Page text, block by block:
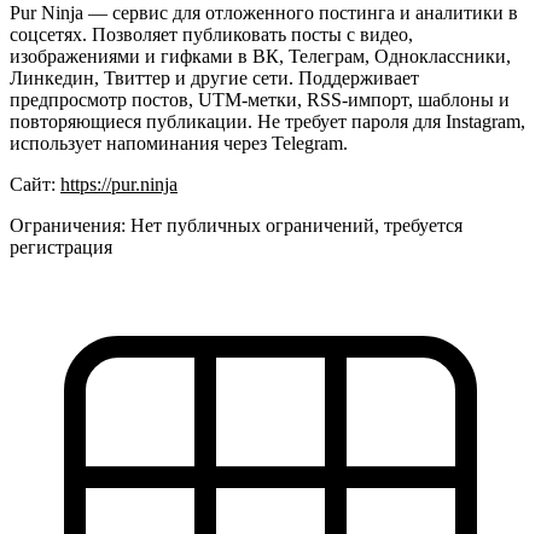
Pur Ninja — сервис для отложенного постинга и аналитики в
соцсетях. Позволяет публиковать посты с видео,
изображениями и гифками в ВК, Телеграм, Одноклассники,
Линкедин, Твиттер и другие сети. Поддерживает
предпросмотр постов, UTM-метки, RSS-импорт, шаблоны и
повторяющиеся публикации. Не требует пароля для Instagram,
использует напоминания через Telegram.
Сайт: https://pur.ninja
Ограничения: Нет публичных ограничений, требуется
регистрация